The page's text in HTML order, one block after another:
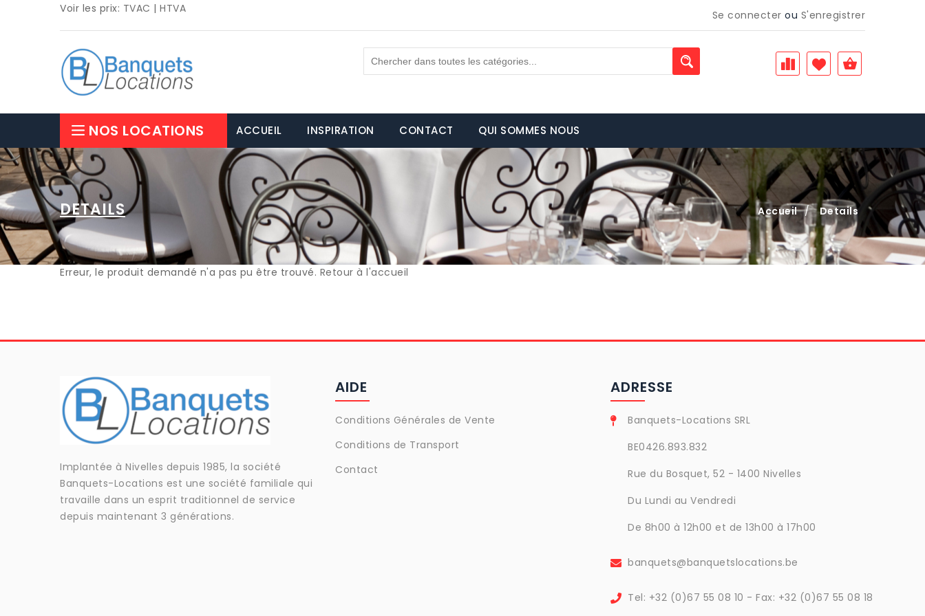
Voir les prix: TVAC | HTVA Se connecter ou S'enregistrer
NOS LOCATIONS ACCUEIL INSPIRATION CONTACT QUI SOMMES NOUS
DETAILS Accueil / Details
Erreur, le produit demandé n'a pas pu être trouvé. Retour à l'accueil
Implantée à Nivelles depuis 1985, la société
Banquets-Locations est une société familiale qui
travaille dans un esprit traditionnel de service
depuis maintenant 3 générations.
AIDE
Conditions Générales de Vente
Conditions de Transport
Contact
ADRESSE
Banquets-Locations SRL
BE0426.893.832
Rue du Bosquet, 52 - 1400 Nivelles
Du Lundi au Vendredi
De 8h00 à 12h00 et de 13h00 à 17h00
banquets@banquetslocations.be
Tel: +32 (0)67 55 08 10 - Fax: +32 (0)67 55 08 18